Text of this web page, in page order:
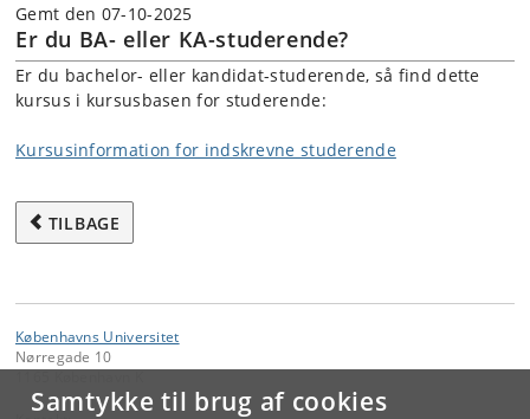
Samtykke til brug af cookies
Gemt den 07-10-2025
Er du BA- eller KA-studerende?
Er du bachelor- eller kandidat-studerende, så find dette
kursus i kursusbasen for studerende:
Kursusinformation for indskrevne studerende
TILBAGE
Københavns Universitet
Nørregade 10